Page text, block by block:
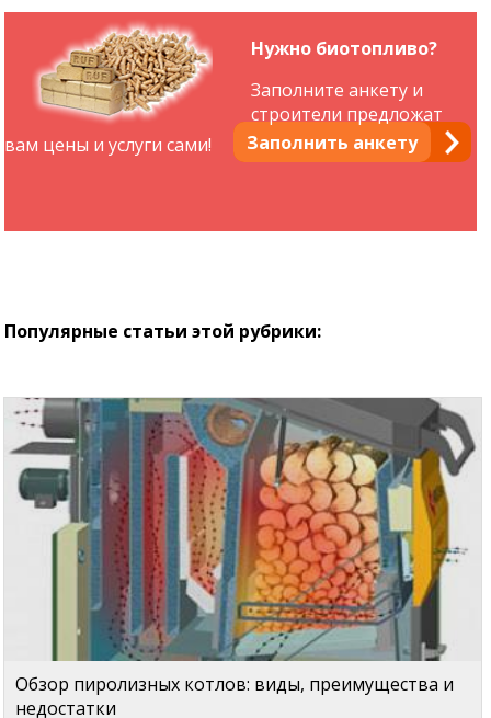
Нужно биотопливо?
Заполнить анкету
Заполните анкету и
строители предложат
вам цены и услуги сами!
Популярные статьи этой рубрики:
Обзор пиролизных котлов: виды, преимущества и
недостатки